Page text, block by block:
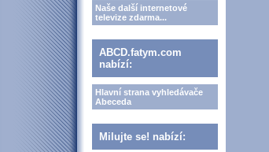
Naše další internetové
televize zdarma...
ABCD.fatym.com
nabízí:
Hlavní strana vyhledávače
Abeceda
Milujte se! nabízí: